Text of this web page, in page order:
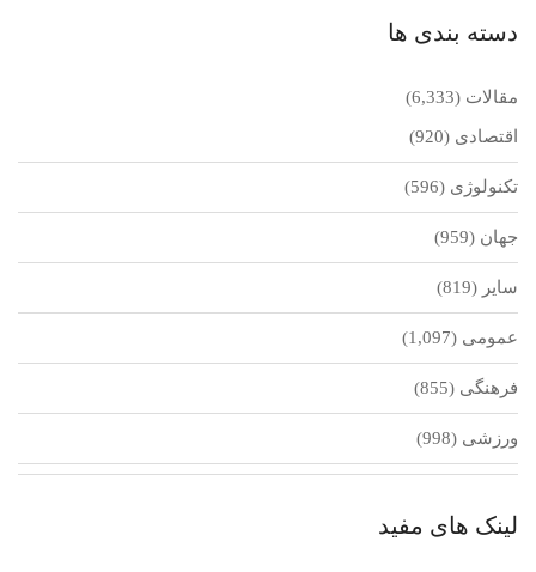
دسته بندی ها
مقالات (6,333)
اقتصادی (920)
تکنولوژی (596)
جهان (959)
سایر (819)
عمومی (1,097)
فرهنگی (855)
ورزشی (998)
لینک های مفید